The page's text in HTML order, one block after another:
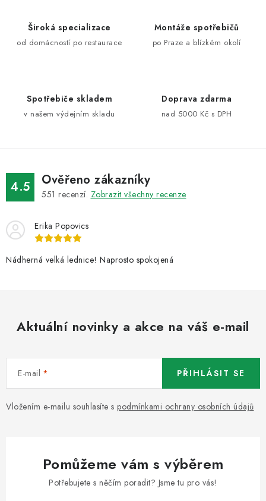
y
s
u
Široká specializace
od domácností po restaurace
Montáže spotřebičů
po Praze a blízkém okolí
Spotřebiče skladem
v našem výdejním skladu
Doprava zdarma
nad 5000 Kč s DPH
4.5 Ověřeno zákazníky
551 recenzí. Zobrazit všechny recenze
Erika Popovics
Nádherná velká lednice! Naprosto spokojená
Aktuální novinky a akce na váš e-mail
E-mail
Vložením e-mailu souhlasíte s podmínkami ochrany osobních údajů
PŘIHLÁSIT SE
Pomůžeme vám s výběrem
Potřebujete s něčím poradit? Jsme tu pro vás!